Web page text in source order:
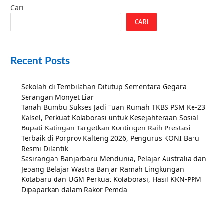
Cari
CARI
Recent Posts
Sekolah di Tembilahan Ditutup Sementara Gegara
Serangan Monyet Liar
Tanah Bumbu Sukses Jadi Tuan Rumah TKBS PSM Ke-23
Kalsel, Perkuat Kolaborasi untuk Kesejahteraan Sosial
Bupati Katingan Targetkan Kontingen Raih Prestasi
Terbaik di Porprov Kalteng 2026, Pengurus KONI Baru
Resmi Dilantik
Sasirangan Banjarbaru Mendunia, Pelajar Australia dan
Jepang Belajar Wastra Banjar Ramah Lingkungan
Kotabaru dan UGM Perkuat Kolaborasi, Hasil KKN-PPM
Dipaparkan dalam Rakor Pemda